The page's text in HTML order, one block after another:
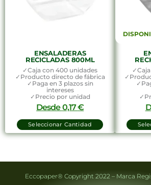
ENSALADERAS
RECICLADAS 800ML
✓Caja con 400 unidades
✓Producto directo de fábrica
✓Paga en 3 plazos sin
intereses
✓Precio por unidad
Desde0,17€
Seleccionar Cantidad
Eccopaper® Copyright 2022 – Marca